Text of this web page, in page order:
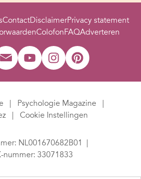
ContactDisclaimerPrivacy statement
ColofonFAQAdverteren
Psychologie Magazine
Cookie Instellingen
NL001670682B01
nummer: 33071833